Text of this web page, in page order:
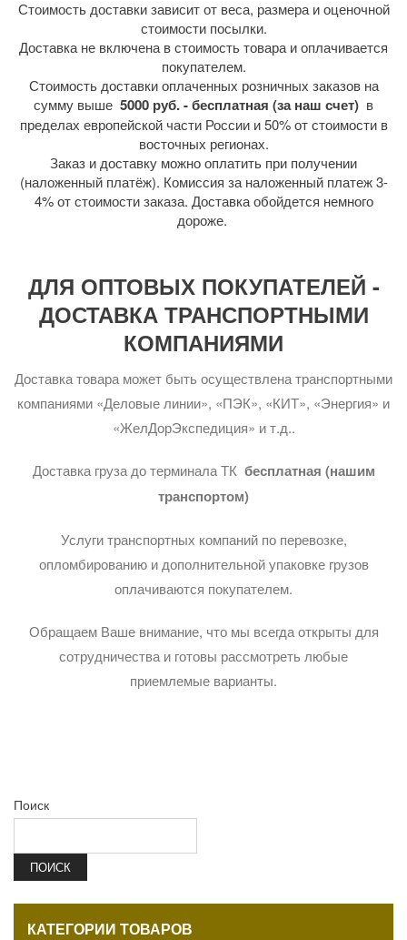
Стоимость доставки зависит от веса, размера и оценочной
стоимости посылки.
Доставка не включена в стоимость товара и оплачивается
покупателем.
Стоимость доставки оплаченных розничных заказов на
сумму выше 5000 руб. - бесплатная (за наш счет) в
пределах европейской части России и 50% от стоимости в
восточных регионах.
Заказ и доставку можно оплатить при получении
(наложенный платёж). Комиссия за наложенный платеж 3-
4% от стоимости заказа. Доставка обойдется немного
дороже.
ДЛЯ ОПТОВЫХ ПОКУПАТЕЛЕЙ -
ДОСТАВКА ТРАНСПОРТНЫМИ
КОМПАНИЯМИ
Доставка товара может быть осуществлена транспортными
компаниями «Деловые линии», «ПЭК», «КИТ», «Энергия» и
«ЖелДорЭкспедиция» и т.д..
Доставка груза до терминала ТК бесплатная (нашим
транспортом)
Услуги транспортных компаний по перевозке,
опломбированию и дополнительной упаковке грузов
оплачиваются покупателем.
Обращаем Ваше внимание, что мы всегда открыты для
сотрудничества и готовы рассмотреть любые
приемлемые варианты.
Поиск
ПОИСК
КАТЕГОРИИ ТОВАРОВ